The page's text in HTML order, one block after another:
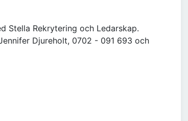
Stella Rekrytering och Ledarskap.
Djureholt, 0702 - 091 693 och